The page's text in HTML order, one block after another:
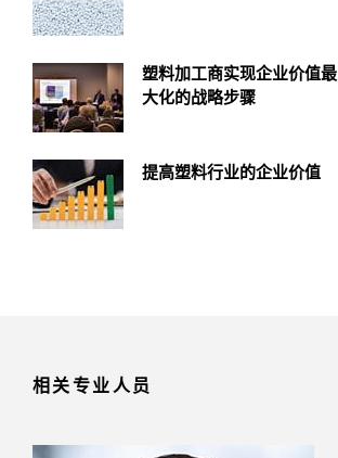
塑料加工商实现企业价值最
大化的战略步骤
提高塑料行业的企业价值
相关专业人员